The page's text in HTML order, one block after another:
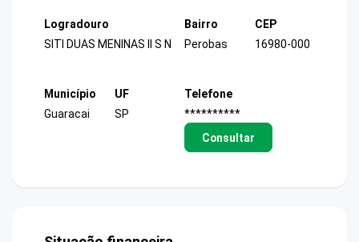
Logradouro
SITI DUAS MENINAS II S N
Bairro
Perobas
CEP
16980-000
Município
Guaracai
UF
SP
Telefone
**********
Consultar